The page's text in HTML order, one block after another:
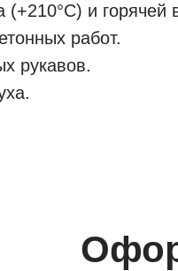
и горячей
работ.
рукавов.